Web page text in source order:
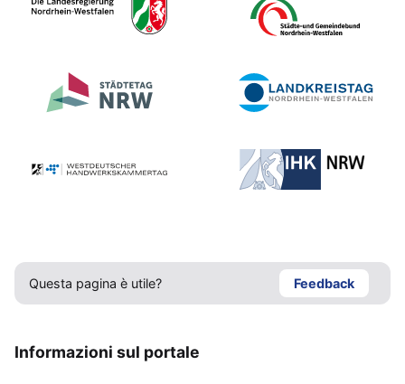
Questa pagina è utile? Feedback
Informazioni sul portale